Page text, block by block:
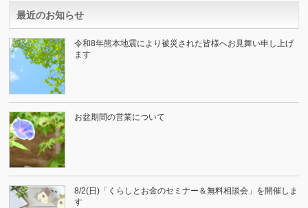
最近のお知らせ
令和8年熊本地震により被災された皆様へお見舞い申し上げ
ます
お盆期間の営業について
8/2(日)「くらしとお金のセミナー＆無料相談会」を開催しま
す